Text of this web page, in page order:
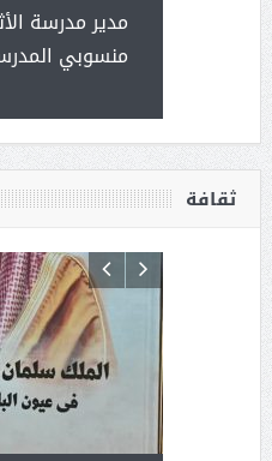
مدير مدرسة
منسوبي
) .. ميراث
ثقافة